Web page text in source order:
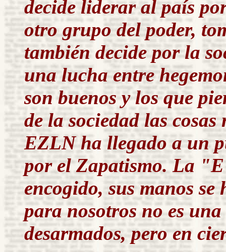
decide liderar al país
otro grupo del poder,
también decide por la
una lucha entre
son buenos y los que
de la sociedad las
EZLN ha llegado a un
por el Zapatismo. La
encogido, sus manos
para nosotros no es
desarmados, pero en